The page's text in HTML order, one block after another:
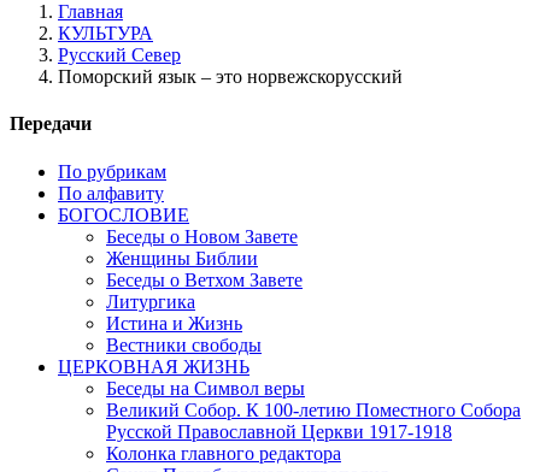
Главная
КУЛЬТУРА
Русский Север
Поморский язык – это норвежскорусский
Передачи
По рубрикам
По алфавиту
БОГОСЛОВИЕ
Беседы о Новом Завете
Женщины Библии
Беседы о Ветхом Завете
Литургика
Истина и Жизнь
Вестники свободы
ЦЕРКОВНАЯ ЖИЗНЬ
Беседы на Символ веры
Великий Собор. К 100-летию Поместного Собора
Русской Православной Церкви 1917-1918
Колонка главного редактора